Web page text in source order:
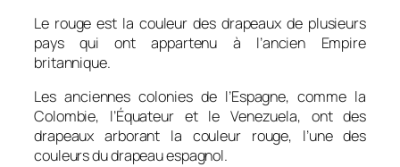
Le rouge est la couleur des drapeaux de plusieurs
pays qui ont appartenu à l’ancien Empire
britannique.
Les anciennes colonies de l’Espagne, comme la
Colombie, l’Équateur et le Venezuela, ont des
drapeaux arborant la couleur rouge, l’une des
couleurs du drapeau espagnol.